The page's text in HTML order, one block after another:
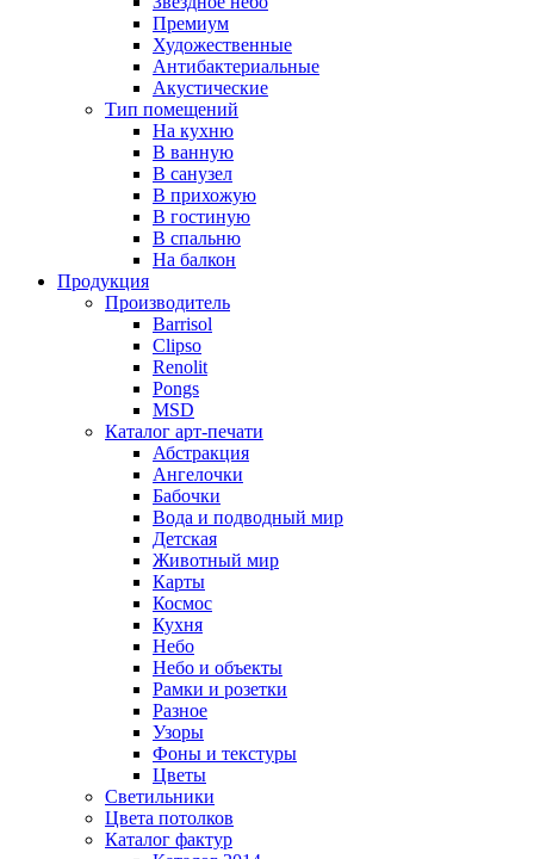
Премиум
Художественные
Антибактериальные
Акустические
Тип помещений
На кухню
В ванную
В санузел
В прихожую
В гостиную
В спальню
На балкон
Продукция
Производитель
Barrisol
Clipso
Renolit
Pongs
MSD
Каталог арт-печати
Абстракция
Ангелочки
Бабочки
Вода и подводный мир
Детская
Животный мир
Карты
Космос
Кухня
Небо
Небо и объекты
Рамки и розетки
Разное
Узоры
Фоны и текстуры
Цветы
Светильники
Цвета потолков
Каталог фактур